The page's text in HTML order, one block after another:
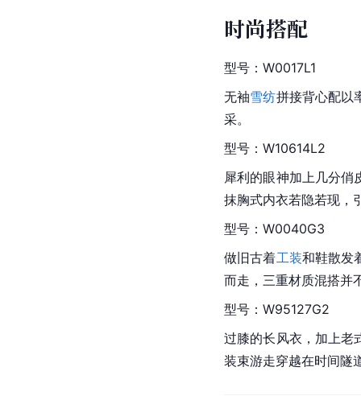
时尚搭配
型号：W0017L1
无袖雪纺拼接背心配以
采。
型号：W10614L2
犀利的眼神加上几分俏
抹胸式内衣若隐若现，
型号：W0040G3
做旧古着工装和鞋散发
而走，三重材质混搭并
型号：W95127G2
过膝的长风衣，加上老
装束游走穿越在时间隧